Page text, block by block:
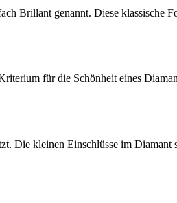
Brillant genannt. Diese klassische
für die Schönheit eines
Die kleinen Einschlüsse im